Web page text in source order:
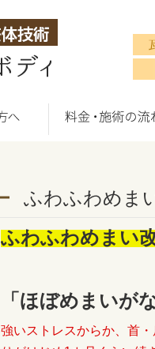
ふわふわめま
ふわふわめまい
「ほぼめまいが
強いストレスからか、首